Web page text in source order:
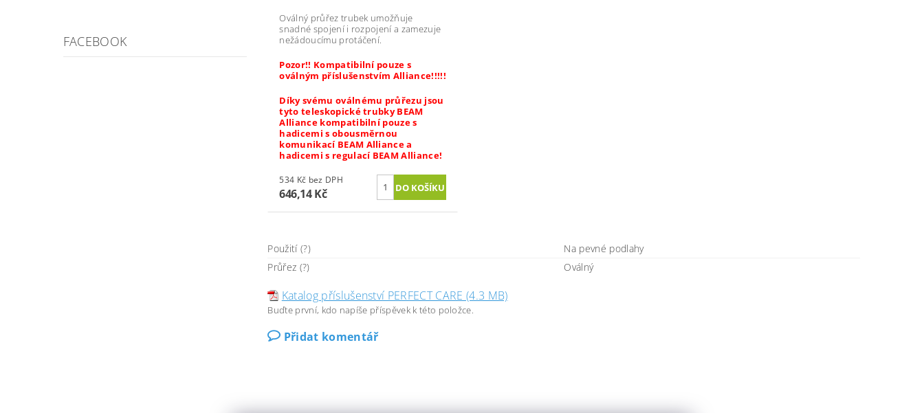
FACEBOOK
Oválný průřez trubek umožňuje
snadné spojení i rozpojení a zamezuje
nežádoucímu protáčení.
Pozor!! Kompatibilní pouze s
oválným příslušenstvím Alliance!!!!!
Díky svému oválnému průřezu jsou
tyto teleskopické trubky BEAM
Alliance kompatibilní pouze s
hadicemi s obousměrnou
komunikací BEAM Alliance a
hadicemi s regulací BEAM Alliance!
534 Kč bez DPH
646,14 Kč
Použití (?)
Na pevné podlahy
Průřez (?)
Oválný
Katalog příslušenství PERFECT CARE (4.3 MB)
Buďte první, kdo napíše příspěvek k této položce.
Přidat komentář